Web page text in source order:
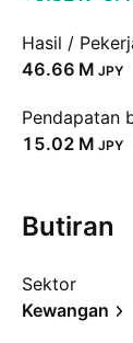
Hasil /
‪46.66 M‬ JPY
Pendapatan
‪15.02 M‬ JPY
Butiran
Sektor
Kewangan